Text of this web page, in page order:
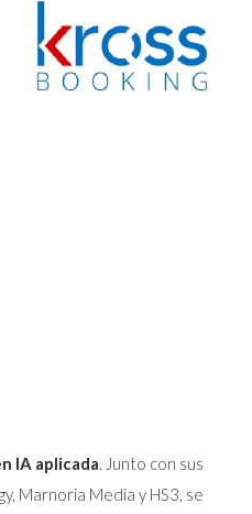
IA aplicada. Junto con sus
Marnoria Media y HS3, se